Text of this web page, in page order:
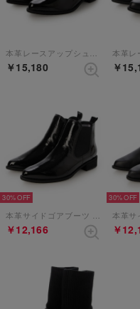
本革レースアップシューズ （ブラックエナメル）
￥15,180 ￥
30%
￥12,166
30%
￥